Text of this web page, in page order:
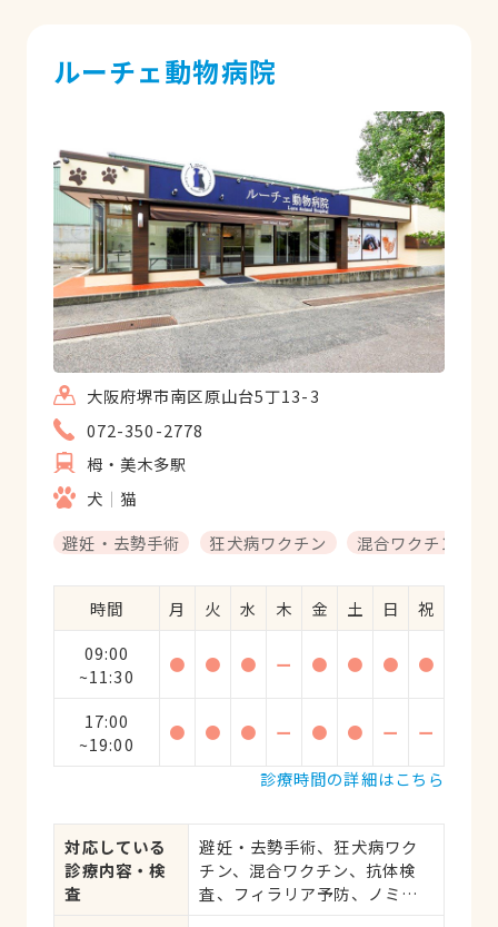
ルーチェ動物病院
大阪府堺市南区原山台5丁13-3
072-350-2778
栂・美木多駅
犬
猫
避妊・去勢手術
狂犬病ワクチン 混合ワクチン
時間 月 火 水 木 金 土 日
祝
09:00
~11:30
● ● ● ー ● ● ● ●
17:00
~19:00
● ● ● ー ● ● ー
ー
診療時間の詳細はこちら
対応している
診療内容・検
査
避妊・去勢手術、狂犬病ワク
チン、混合ワクチン、抗体検
査、フィラリア予防、ノミ・